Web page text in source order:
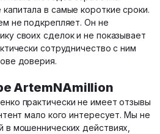
в самые короткие сроки.
не подкрепляет. Он не
своих сделок и не показывает
сотрудничество с ним
доверия.
ArtemNAmillion
практически не имеет отзывы
мало кого интересует. Мы не
мошеннических действиях,